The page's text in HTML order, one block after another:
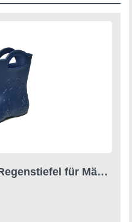
Ladeheid Kinder EVA Regenstiefel für Mädchen und Jungen LA-CA-01 Gummistiefel